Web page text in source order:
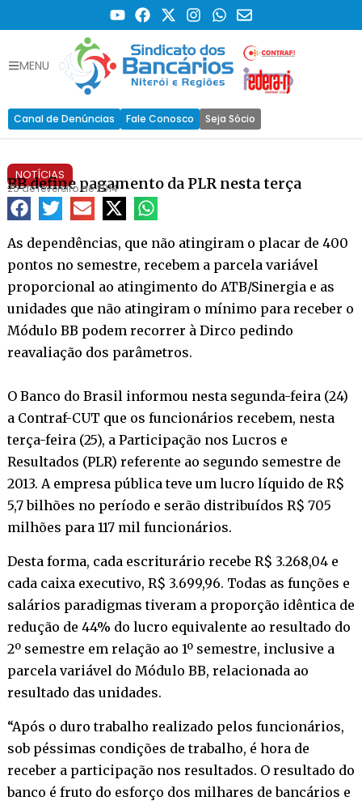
MENU
Canal de Denúncias Fale Conosco Seja Sócio
NOTÍCIAS
BB define pagamento da PLR nesta terça
25 de fevereiro de 2014
As dependências, que não atingiram o placar de 400
pontos no semestre, recebem a parcela variável
proporcional ao atingimento do ATB/Sinergia e as
unidades que não atingiram o mínimo para receber o
Módulo BB podem recorrer à Dirco pedindo
reavaliação dos parâmetros.
O Banco do Brasil informou nesta segunda-feira (24)
a Contraf-CUT que os funcionários recebem, nesta
terça-feira (25), a Participação nos Lucros e
Resultados (PLR) referente ao segundo semestre de
2013. A empresa pública teve um lucro líquido de R$
5,7 bilhões no período e serão distribuídos R$ 705
milhões para 117 mil funcionários.
Desta forma, cada escriturário recebe R$ 3.268,04 e
cada caixa executivo, R$ 3.699,96. Todas as funções e
salários paradigmas tiveram a proporção idêntica de
redução de 44% do lucro equivalente ao resultado do
2º semestre em relação ao 1º semestre, inclusive a
parcela variável do Módulo BB, relacionada ao
resultado das unidades.
“Após o duro trabalho realizado pelos funcionários,
sob péssimas condições de trabalho, é hora de
receber a participação nos resultados. O resultado do
banco é fruto do esforço dos milhares de bancários e